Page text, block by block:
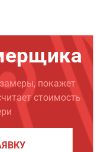
покажет
стоимость